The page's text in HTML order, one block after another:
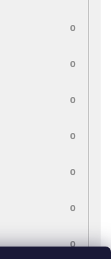
0
0
0
0
0
0
0